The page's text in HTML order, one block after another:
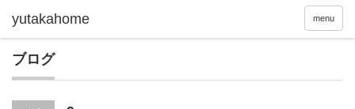
menu
ブログ